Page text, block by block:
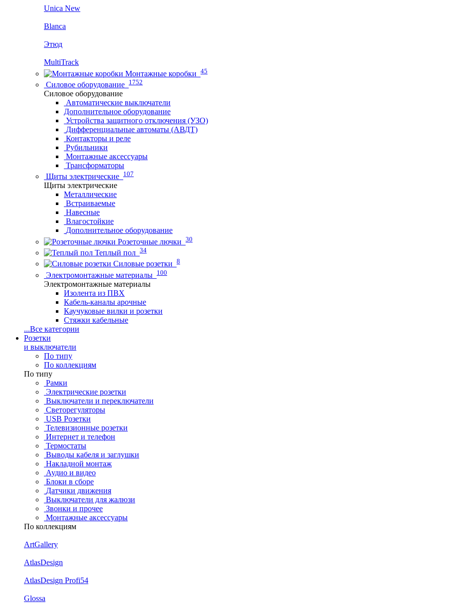
Unica New
Blanca
Этюд
MultiTrack
Монтажные коробки 45
Силовое оборудование 1752
Силовое оборудование
Автоматические выключатели
Дополнительное оборудование
Устройства защитного отключения (УЗО)
Дифференциальные автоматы (АВДТ)
Контакторы и реле
Рубильники
Монтажные аксессуары
Трансформаторы
Щиты электрические 107
Щиты электрические
Металлические
Встраиваемые
Навесные
Влагостойкие
Дополнительное оборудование
Розеточные лючки 30
Теплый пол 34
Силовые розетки 8
Электромонтажные материалы 100
Электромонтажные материалы
Изолента из ПВХ
Кабель-каналы арочные
Каучуковые вилки и розетки
Стяжки кабельные
...Все категории
Розетки
и выключатели
По типу
По коллекциям
По типу
Рамки
Электрические розетки
Выключатели и переключатели
Светорегуляторы
USB Розетки
Телевизионные розетки
Интернет и телефон
Термостаты
Выводы кабеля и заглушки
Накладной монтаж
Аудио и видео
Блоки в сборе
Датчики движения
Выключатели для жалюзи
Звонки и прочее
Монтажные аксессуары
По коллекциям
ArtGallery
AtlasDesign
AtlasDesign Profi54
Glossa